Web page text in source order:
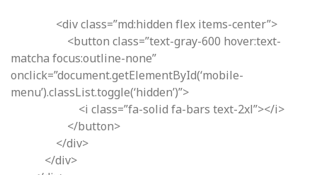
<div class=”md:hidden flex items-center”>
<button class=”text-gray-600 hover:text-
matcha focus:outline-none”
onclick=”document.getElementById(‘mobile-
menu’).classList.toggle(‘hidden’)”>
<i class=”fa-solid fa-bars text-2xl”></i>
</button>
</div>
</div>